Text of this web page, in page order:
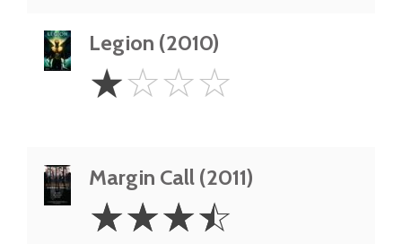
Legion (2010)
Star
☆☆☆☆
Margin Call (2011)
3.5
Stars
☆☆☆☆